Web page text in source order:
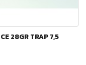
28GR TRAP 7,5